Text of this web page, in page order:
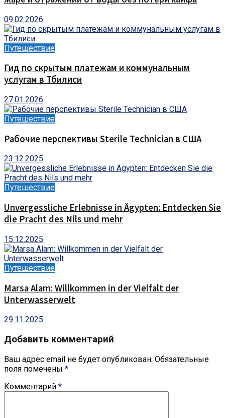
09.02.2026
Путешествие
Гид по скрытым платежам и коммунальным
услугам в Тбилиси
27.01.2026
Путешествие
Рабочие перспективы Sterile Technician в США
23.12.2025
Путешествие
Unvergessliche Erlebnisse in Ägypten: Entdecken Sie
die Pracht des Nils und mehr
15.12.2025
Путешествие
Marsa Alam: Willkommen in der Vielfalt der
Unterwasserwelt
29.11.2025
Добавить комментарий
Ваш адрес email не будет опубликован. Обязательные
поля помечены *
Комментарий *